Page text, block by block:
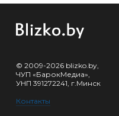
© 2009-2026 blizko.by,
ЧУП «БарокМедиа»,
УНП 391272241, г.Минск
Контакты